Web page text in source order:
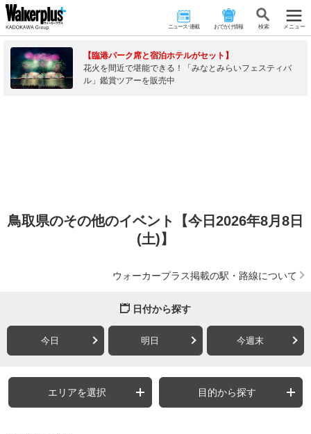
ニュース･連載 おでかけ情報 検 索 メニュー
【臨港パーク席と宿泊ホテルがセット】
花火を間近で堪能できる！「みなとみらいフェスティバ
ル」鑑賞ツアーを販売中
鳥取県のその他のイベント【今日2026年8月8日
(土)】
ウォーカープラス掲載の駅・路線について
日付から探す
今日 明日 今週末
エリアを選択 目的から探す